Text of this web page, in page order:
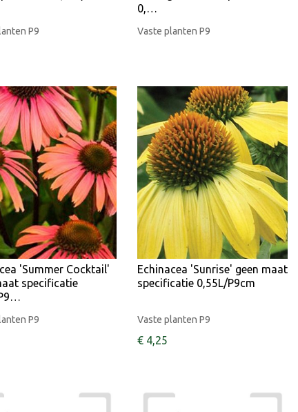
P9
0,…
Vaste planten P9
'Summer Cocktail'
specificatie
P9
Echinacea 'Sunrise' geen maat
specificatie 0,55L/P9cm
Vaste planten P9
€ 4,25